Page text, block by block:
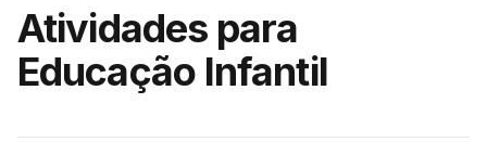
Atividades para
Educação Infantil